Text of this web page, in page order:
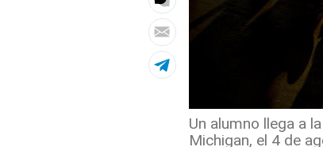
Un alumno llega a
Michigan, el 4 de